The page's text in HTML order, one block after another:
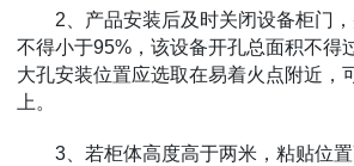
2、产品安装后及时关闭设备柜门
不得小于95%，该设备开孔总面积不得
大孔安装位置应选取在易着火点附近，
上。
3、若柜体高度高于两米，粘贴位